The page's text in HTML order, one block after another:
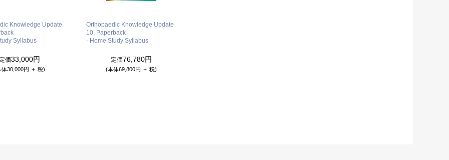
Knowledge Update
Syllabus
価33,000円
体30,000円 ＋ 税)
Orthopaedic Knowledge Update
10, Paperback
- Home Study Syllabus
定価76,780円
(本体69,800円 ＋ 税)